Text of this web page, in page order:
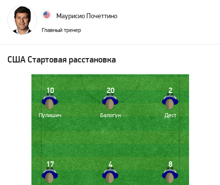
Маурисио Почеттино
Главный тренер
США Стартовая расстановка
4
17 8
10
Пулишич
2
Дест
20
Балогун